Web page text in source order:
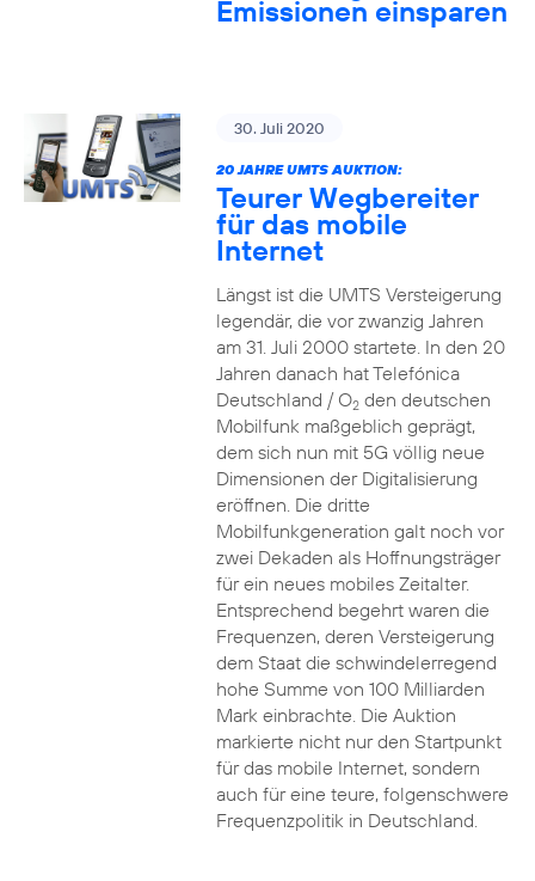
Emissionen einsparen
30. Juli 2020
20 JAHRE UMTS AUKTION:
Teurer Wegbereiter
für das mobile
Internet
Längst ist die UMTS Versteigerung
legendär, die vor zwanzig Jahren
am 31. Juli 2000 startete. In den 20
Jahren danach hat Telefónica
Deutschland / O2den deutschen
Mobilfunk maßgeblich geprägt,
dem sich nun mit 5G völlig neue
Dimensionen der Digitalisierung
eröffnen. Die dritte
Mobilfunkgeneration galt noch vor
zwei Dekaden als Hoffnungsträger
für ein neues mobiles Zeitalter.
Entsprechend begehrt waren die
Frequenzen, deren Versteigerung
dem Staat die schwindelerregend
hohe Summe von 100 Milliarden
Mark einbrachte. Die Auktion
markierte nicht nur den Startpunkt
für das mobile Internet, sondern
auch für eine teure, folgenschwere
Frequenzpolitik in Deutschland.